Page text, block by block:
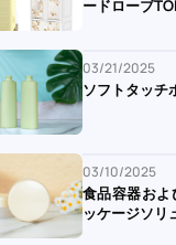
ードローブ
03/21/2025
ソフトタッチ
03/10/2025
食品容器お
ッケージソリ